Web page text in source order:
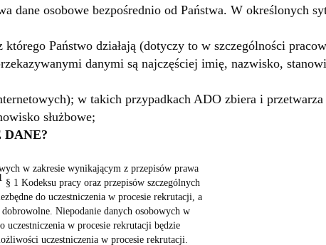
dane osobowe bezpośrednio od Państwa. W określonych
Państwo działają (dotyczy to w szczególności
danymi są najczęściej imię, nazwisko,
w takich przypadkach ADO zbiera i
służbowe;
DANE?
w zakresie wynikającym z przepisów prawa
§ 1 Kodeksu pracy oraz przepisów szczególnych
do uczestniczenia w procesie rekrutacji, a
dobrowolne. Niepodanie danych osobowych w
uczestniczenia w procesie rekrutacji będzie
uczestniczenia w procesie rekrutacji.